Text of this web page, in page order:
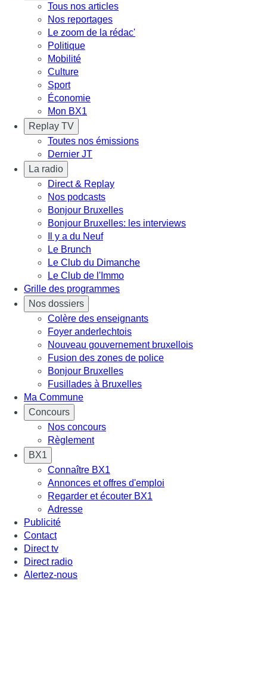
Tous nos articles
Nos reportages
Le zoom de la rédac'
Politique
Mobilité
Culture
Sport
Économie
Mon BX1
Replay TV
Toutes nos émissions
Dernier JT
La radio
Direct & Replay
Nos podcasts
Bonjour Bruxelles
Bonjour Bruxelles: les interviews
Il y a du Neuf
Le Brunch
Le Club du Dimanche
Le Club de l'Immo
Grille des programmes
Nos dossiers
Colère des enseignants
Foyer anderlechtois
Nouveau gouvernement bruxellois
Fusion des zones de police
Bonjour Bruxelles
Fusillades à Bruxelles
Ma Commune
Concours
Nos concours
Règlement
BX1
Connaître BX1
Annonces et offres d'emploi
Regarder et écouter BX1
Adresse
Publicité
Contact
Direct tv
Direct radio
Alertez-nous